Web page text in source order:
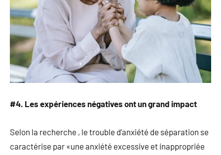
#4. Les expériences négatives ont un grand impact
Selon la recherche , le trouble d’anxiété de séparation se
caractérise par «une anxiété excessive et inappropriée